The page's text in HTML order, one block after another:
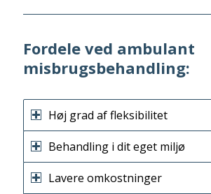
Fordele ved ambulant
misbrugsbehandling:
Høj grad af fleksibilitet
Behandling i dit eget miljø
Lavere omkostninger